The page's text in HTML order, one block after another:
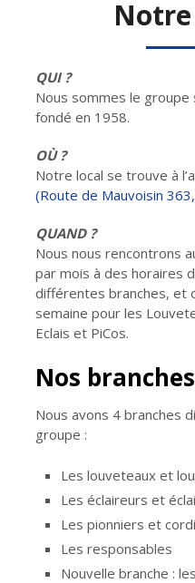
QUI ?
Nous sommes le groupe
fondé en 1958.
OÙ ?
Notre local se trouve à
(Route de Mauvoisin
QUAND ?
Nous nous rencontrons
par mois à des horaires
différentes branches, et
semaine pour les
Eclais et PiCos.
Nos branches
Nous avons 4 branches
groupe :
Les louveteaux et
Les éclaireurs et
Les pionniers et
Les responsables
Nouvelle branche :